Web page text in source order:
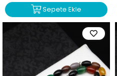
Sepete Ekle